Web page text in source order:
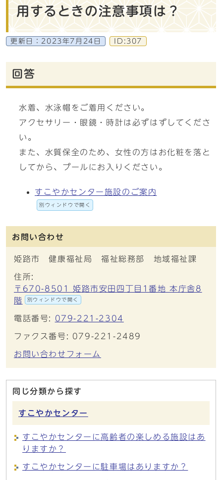
用するときの注意事項は？
更新日： 2023年7月24日 ID:307
回答
水着、水泳帽をご着用ください。
アクセサリー・眼鏡・時計は必ずはずしてくださ
い。
また、水質保全のため、女性の方はお化粧を落と
してから、プールにお入りください。
すこやかセンター施設のご案内
別ウィンドウで開く
お問い合わせ
姫路市 健康福祉局 福祉総務部 地域福祉課
住所:
〒670-8501 姫路市安田四丁目1番地 本庁舎8
階
別ウィンドウで開く
電話番号: 079-221-2304
ファクス番号: 079-221-2489
お問い合わせフォーム
同じ分類から探す
すこやかセンター
すこやかセンターに高齢者の楽しめる施設はあ
りますか？
すこやかセンターに駐車場はありますか？